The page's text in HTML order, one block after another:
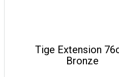
Tige Extension
Bronze